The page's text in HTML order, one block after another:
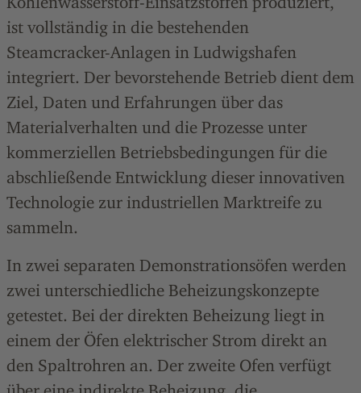
ist vollständig in die bestehenden
Steamcracker-Anlagen in Ludwigshafen
integriert. Der bevorstehende Betrieb dient dem
Ziel, Daten und Erfahrungen über das
Materialverhalten und die Prozesse unter
kommerziellen Betriebsbedingungen für die
abschließende Entwicklung dieser innovativen
Technologie zur industriellen Marktreife zu
sammeln.
In zwei separaten Demonstrationsöfen werden
zwei unterschiedliche Beheizungskonzepte
getestet. Bei der direkten Beheizung liegt in
einem der Öfen elektrischer Strom direkt an
den Spaltrohren an. Der zweite Ofen verfügt